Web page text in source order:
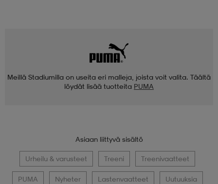
Meillä Stadiumilla on useita eri malleja, joista voit valita. Täältä
löydät lisää tuotteita PUMA
Asiaan liittyvä sisältö
Urheilu & varusteet Treeni Treenivaatteet
PUMA Nyheter Lastenvaatteet Uutuuksia